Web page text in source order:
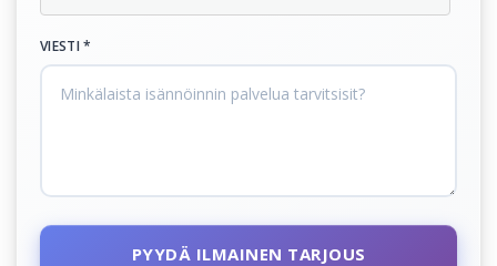
VIESTI *
PYYDÄ ILMAINEN TARJOUS